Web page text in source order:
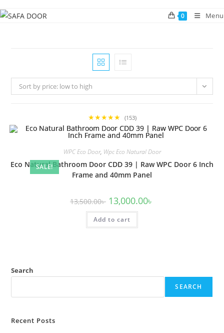
content
0 Menu
Sort by price: low to high
★★★★★ (153)
SALE!
WPC Eco Door, Wpc Eco Natural Door
Eco Natural Bathroom Door CDD 39 | Raw WPC Door 6 Inch
Frame and 40mm Panel
13,500.00৳ Original
price
was:
13,500.00৳ .
13,000.00৳
Add to cart
Search
SEARCH
Recent Posts